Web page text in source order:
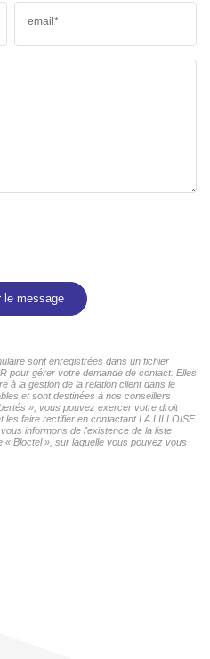
email*
le message
sont enregistrées dans un fichier
pour gérer votre demande de contact. Elles
à la gestion de la relation client dans le
et sont destinées à nos conseillers
», vous pouvez exercer votre droit
faire rectifier en contactant LA LILLOISE
informons de l'existence de la liste
« Bloctel », sur laquelle vous pouvez vous